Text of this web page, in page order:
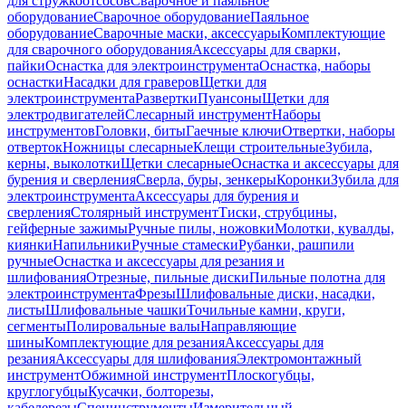
оборудованиеСварочное оборудованиеПаяльное
оборудованиеСварочные маски, аксессуарыКомплектующие
для сварочного оборудованияАксессуары для сварки,
пайкиОснастка для электроинструментаОснастка, наборы
оснасткиНасадки для граверовЩетки для
электроинструментаРазверткиПуансоныЩетки для
электродвигателейСлесарный инструментНаборы
инструментовГоловки, битыГаечные ключиОтвертки, наборы
отвертокНожницы слесарныеКлещи строительныеЗубила,
керны, выколоткиЩетки слесарныеОснастка и аксессуары для
бурения и сверленияСверла, буры, зенкерыКоронкиЗубила для
электроинструментаАксессуары для бурения и
сверленияСтолярный инструментТиски, струбцины,
гейферные зажимыРучные пилы, ножовкиМолотки, кувалды,
киянкиНапильникиРучные стамескиРубанки, рашпили
ручныеОснастка и аксессуары для резания и
шлифованияОтрезные, пильные дискиПильные полотна для
электроинструментаФрезыШлифовальные диски, насадки,
листыШлифовальные чашкиТочильные камни, круги,
сегментыПолировальные валыНаправляющие
шиныКомплектующие для резанияАксессуары для
резанияАксессуары для шлифованияЭлектромонтажный
инструментОбжимной инструментПлоскогубцы,
круглогубцыКусачки, болторезы,